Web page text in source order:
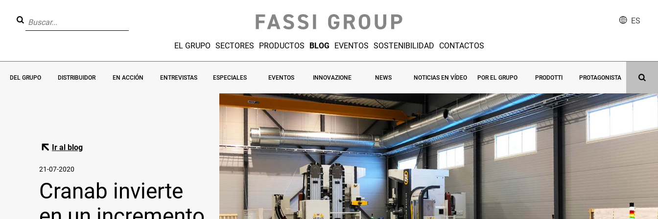
EL GRUPO SECTORES PRODUCTOS BLOG EVENTOS SOSTENIBILIDAD CONTACTOS
ES
DEL GRUPO DISTRIBUIDOR EN ACCIÓN ENTREVISTAS ESPECIALES EVENTOS INNOVAZIONE NEWS NOTICIAS EN VÍDEO POR EL GRUPO PRODOTTI PROTAGONISTA
Ir al blog
21-07-2020
Cranab invierte